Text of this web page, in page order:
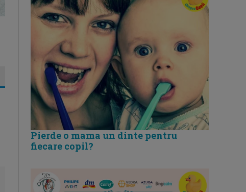
Pierde o mama un dinte pentru
fiecare copil?